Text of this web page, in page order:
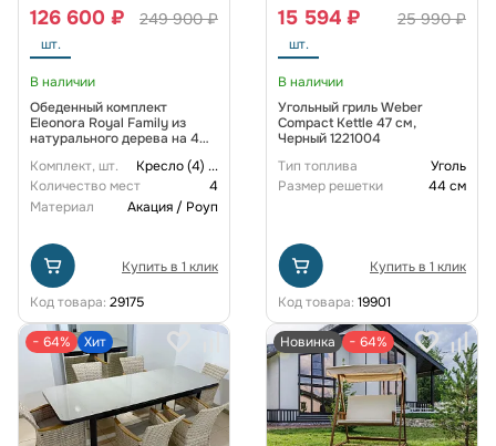
249 900 ₽
126 600 ₽
шт.
В наличии
Обеденный комплект
Eleonora Royal Family из
натурального дерева на 4
Комплект, шт. Кресло (4) ...
Количество мест
4
Материал
Акация / Роуп
Купить в 1 клик
Код товара: 29175
25 990 ₽
15 594 ₽
шт.
В наличии
Угольный гриль Weber
Compact Kettle 47 см,
Черный 1221004
Тип топлива
Уголь
Размер решетки
44 см
Купить в 1 клик
Код товара: 19901
− 64% Хит Новинка − 64%